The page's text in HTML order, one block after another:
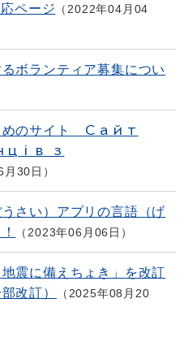
ページ
2022年04月04
ボランティア募集につい
ためのサイト Сайт
з
月30日
さい）アプリの言語（げ
2023年06月06日
震に備えちょき」を改訂
改訂）
2025年08月20